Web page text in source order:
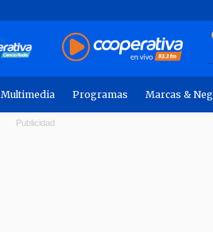
Multimedia Programas Marcas &